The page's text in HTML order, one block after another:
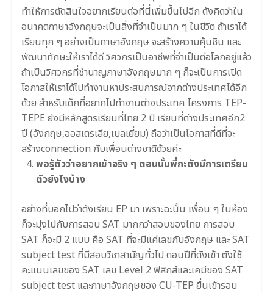
ทำให้การตัดสินใจอยากเรียนต่อที่นี่เพิ่มขึ้นไปอีก ตังคิดว่าใน
อนาคตภาษาอังกฤษจะเป็นสิ่งที่จำเป็นมาก ๆ ในชีวิต ถ้าเราได้
เรียนทุก ๆ อย่างเป็นภาษาอังกฤษ จะสร้างความคุ้นชิน และ
พัฒนาทักษะให้เราได้ดี วิศวกรเป็นอาชีพที่จำเป็นต่อโลกอยู่แล้ว
ถ้าเป็นวิศวกรที่ชำนาญภาษาอังกฤษมาก ๆ ก็จะเป็นการเปิด
โอกาสให้เราได้ไปทำงานหาประสบการณ์จากต่างประเทศได้อีก
ด้วย สำหรับเด็กที่อยากไปทำงานต่างประเทศ โครงการ TEP-
TEPE ยังมีหลักสูตรเรียนที่ไทย 2 ปี เรียนที่ต่างประเทศอีก2
ปี (อังกฤษ,ออสเตรเลีย,เบลเยี่ยม) ถือว่าเป็นโอกาสที่ดีที่จะ
สร้างconnection กับเพื่อนต่างชาติด้วยค่ะ
พอรู้ตัวว่าอยากเข้าจริง ๆ ตอนนั้นพี่กะตังมีการเตรียม
ตัวยังไงบ้าง
อย่างที่บอกไปว่าตังเรียน EP มา เพราะฉะนั้น เพื่อน ๆ ในห้อง
ก็จะมุ่งไปกับการสอบ SAT มากกว่าสอบของไทย การสอบ
SAT ก็จะมี 2 แบบ คือ SAT ที่จะมีแค่เลขกับอังกฤษ และ SAT
subject test ที่มีสอบวิชาสามัญทั่วไป ตอนปีที่ตังเข้า ตังใช้
คะแนนเลขของ SAT เลข Level 2 ฟิสิกส์และเคมีของ SAT
subject test และภาษาอังกฤษของ CU-TEP ยื่นเข้ารอบ